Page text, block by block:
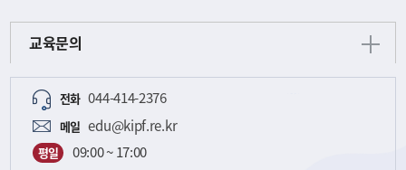
교육문의
전화 044-414-2376
메일 edu@kipf.re.kr
평일 09:00 ~ 17:00